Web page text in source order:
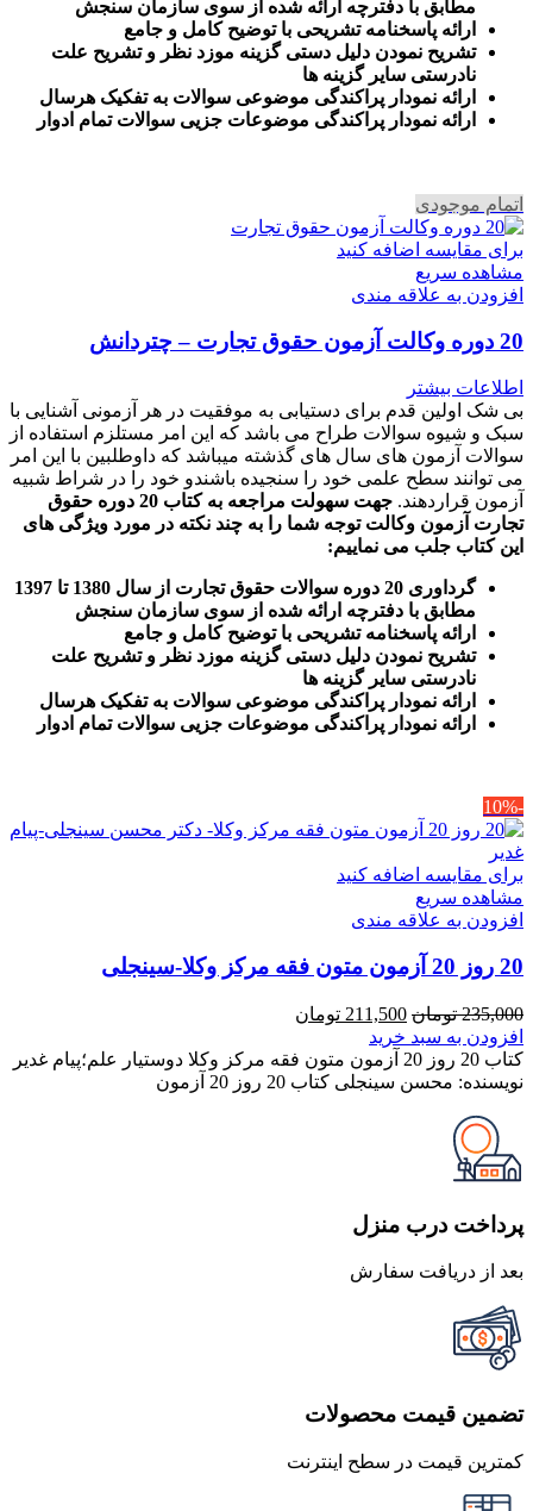
مطابق با دفترچه ارائه شده از سوی سازمان سنجش
ارائه پاسخنامه تشریحی با توضیح کامل و جامع
تشریح نمودن دلیل دستی گزینه موزد نظر و تشریح علت
نادرستی سایر گزینه ها
ارائه نمودار پراکندگی موضوعی سوالات به تفکیک هرسال
رائه نمودار پراکندگی موضوعات جزیی سوالات تمام ادوار
اتمام موجودی
برای مقایسه اضافه کنید
مشاهده سریع
افزودن به علاقه مندی
20 دوره وکالت آزمون حقوق تجارت – چتردانش
اطلاعات بیشتر
بی شک اولین قدم برای دستیابی به موفقیت در هر آزمونی آشنایی با
سبک و شیوه سوالات طراح می باشد که این امر مستلزم استفاده از
سوالات آزمون های سال های گذشته میباشد که داوطلبین با این امر
می توانند سطح علمی خود را سنجیده باشندو خود را در شراط شبیه
آزمون قراردهند.
جهت سهولت مراجعه به کتاب 20 دوره حقوق
تجارت آزمون وکالت توجه شما را به چند نکته در مورد ویژگی های
این کتاب جلب می نماییم:
گرداوری 20 دوره سوالات حقوق تجارت از سال 1380 تا 1397
مطابق با دفترچه ارائه شده از سوی سازمان سنجش
ارائه پاسخنامه تشریحی با توضیح کامل و جامع
تشریح نمودن دلیل دستی گزینه موزد نظر و تشریح علت
نادرستی سایر گزینه ها
ارائه نمودار پراکندگی موضوعی سوالات به تفکیک هرسال
رائه نمودار پراکندگی موضوعات جزیی سوالات تمام ادوار
-10%
برای مقایسه اضافه کنید
مشاهده سریع
افزودن به علاقه مندی
20 روز 20 آزمون متون فقه مرکز وکلا-سینجلی
235,000 تومان قیمت
اصلی
235,000 تومان
بود.
211,500 تومان
211,500 تومان
است.
افزودن به سبد خرید
کتاب 20 روز 20 آزمون متون فقه مرکز وکلا دوستیار علم؛پیام غدیر
نویسنده: محسن سینجلی کتاب 20 روز 20 آزمون
پرداخت درب منزل
بعد از دریافت سفارش
تضمین قیمت محصولات
کمترین قیمت در سطح اینترنت